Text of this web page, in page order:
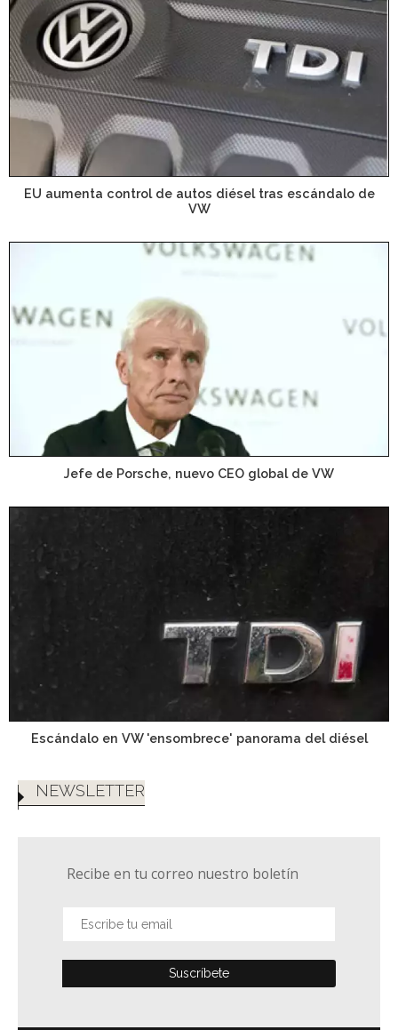
EU aumenta control de autos diésel tras escándalo de
VW
Jefe de Porsche, nuevo CEO global de VW
Escándalo en VW 'ensombrece' panorama del diésel
NEWSLETTER
Recibe en tu correo nuestro boletín